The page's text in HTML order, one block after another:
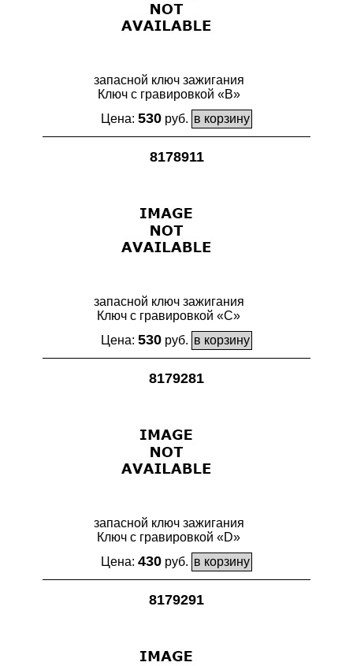
запасной ключ зажигания
Ключ с гравировкой «В»
Цена: 530 руб.
8178911
запасной ключ зажигания
Ключ с гравировкой «С»
Цена: 530 руб.
8179281
запасной ключ зажигания
Ключ с гравировкой «D»
Цена: 430 руб.
8179291